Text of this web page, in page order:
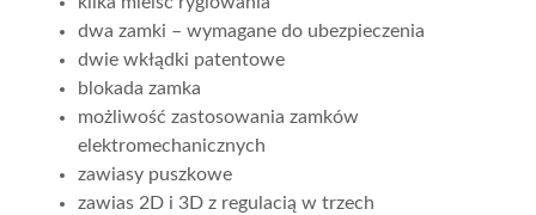
dwa zamki – wymagane do ubezpieczenia
dwie wkłądki patentowe
blokada zamka
możliwość zastosowania zamków
elektromechanicznych
zawiasy puszkowe
zawias 2D i 3D z regulacią w trzech